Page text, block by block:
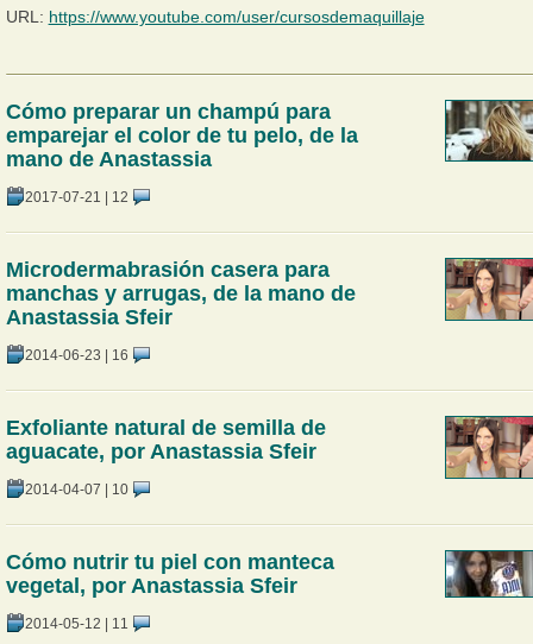
URL: https://www.youtube.com/user/cursosdemaquillaje
Cómo preparar un champú para
emparejar el color de tu pelo, de la
mano de Anastassia
2017-07-21 | 12
Microdermabrasión casera para
manchas y arrugas, de la mano de
Anastassia Sfeir
2014-06-23 | 16
Exfoliante natural de semilla de
aguacate, por Anastassia Sfeir
2014-04-07 | 10
Cómo nutrir tu piel con manteca
vegetal, por Anastassia Sfeir
2014-05-12 | 11